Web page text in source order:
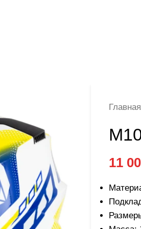
Главная
11